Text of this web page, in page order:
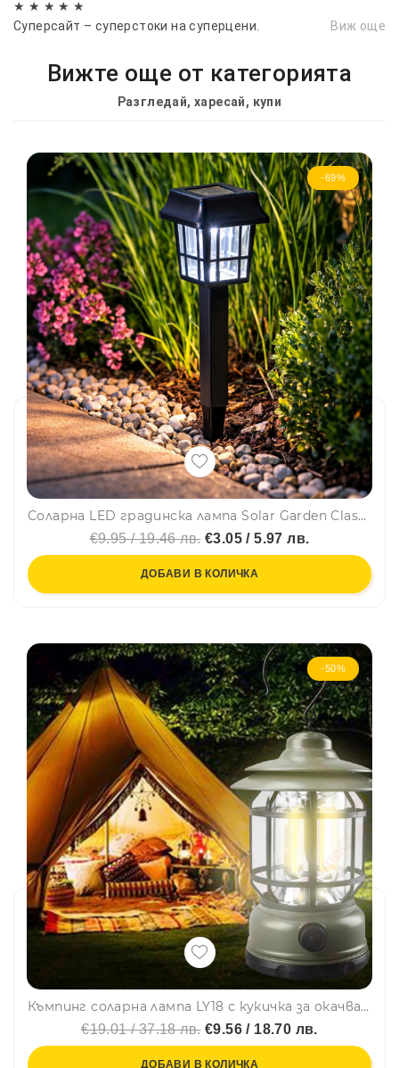
★ ★ ★ ★ ★
Суперсайт – суперстоки на суперцени.
Виж още
Вижте още от категорията
Разгледай, харесай, купи
-69%
Соларна LED градинска лампа Solar Garden Classic - 24 см – бяла светлина, автоматично включване, без кабели, еко захранване
€9.95 / 19.46 лв.€3.05 / 5.97 лв.
ДОБАВИ В КОЛИЧКА
-50%
Къмпинг соларна лампа LY18 с кукичка за окачване или свободно стояща, ретро, с няколко режима на работа
€19.01 / 37.18 лв.€9.56 / 18.70 лв.
ДОБАВИ В КОЛИЧКА